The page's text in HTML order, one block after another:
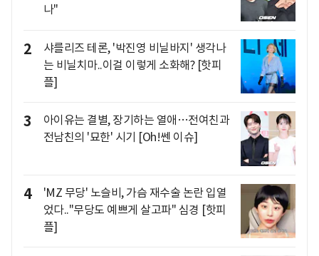
나"
2
샤를리즈 테론, '박진영 비닐바지' 생각나
는 비닐치마..이걸 이렇게 소화해? [핫피
플]
3
아이유는 결별, 장기하는 열애…전여친과
전남친의 '묘한' 시기 [Oh!쎈 이슈]
4
'MZ 무당' 노슬비, 가슴 재수술 논란 입열
었다.."무당도 예쁘게 살고파" 심경 [핫피
플]